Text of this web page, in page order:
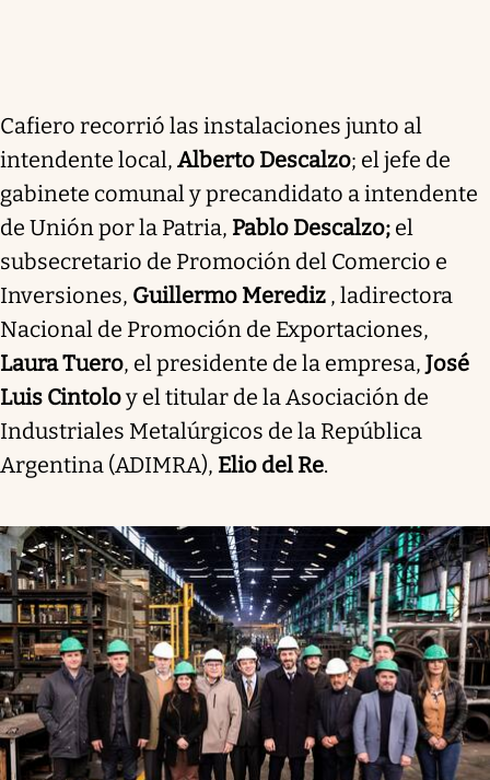
Cafiero recorrió las instalaciones junto al
intendente local, Alberto Descalzo; el jefe de
gabinete comunal y precandidato a intendente
de Unión por la Patria, Pablo Descalzo; el
subsecretario de Promoción del Comercio e
Inversiones, Guillermo Merediz , ladirectora
Nacional de Promoción de Exportaciones,
Laura Tuero, el presidente de la empresa, José
Luis Cintoloy el titular de la Asociación de
Industriales Metalúrgicos de la República
Argentina (ADIMRA), Elio del Re.